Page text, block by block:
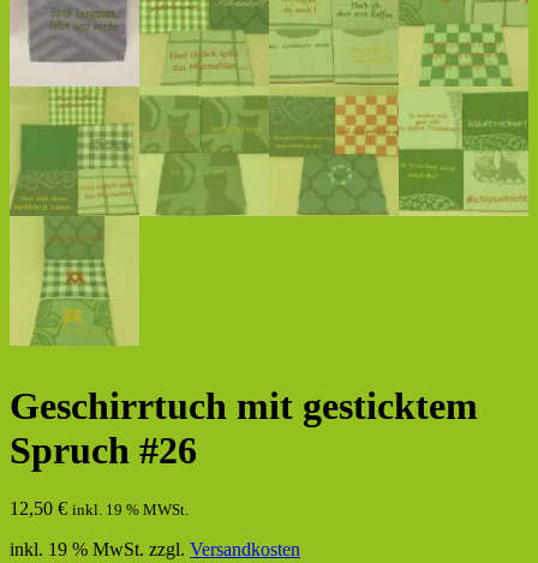
Geschirrtuch mit gesticktem
Spruch #26
12,50 € inkl. 19 % MWSt.
inkl. 19 % MwSt. zzgl. Versandkosten